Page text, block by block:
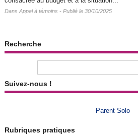
Dans Appel à témoins - Publié le 30/10/2025
Recherche
Suivez-nous !
Parent Solo
Rubriques pratiques